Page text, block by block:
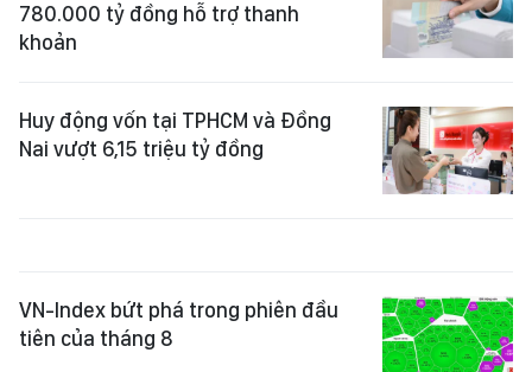
780.000 tỷ đồng hỗ trợ thanh
khoản
Huy động vốn tại TPHCM và Đồng
Nai vượt 6,15 triệu tỷ đồng
VN-Index bứt phá trong phiên đầu
tiên của tháng 8